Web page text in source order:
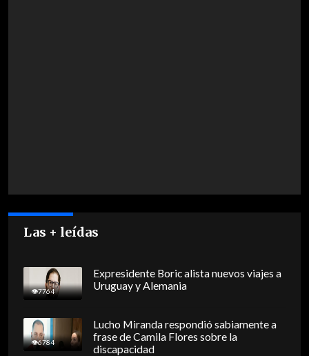
Las + leídas
7764
Expresidente Boric alista nuevos viajes a
Uruguay y Alemania
6784
Lucho Miranda respondió sabiamente a
frase de Camila Flores sobre la
discapacidad